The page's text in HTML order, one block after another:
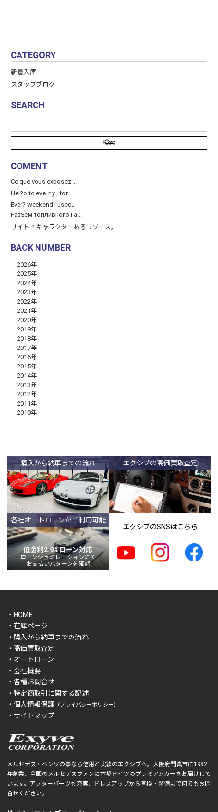
CATEGORY
新着入庫
スタッフブログ
SEARCH
COMENT
Ce que vous exposez ...
Hel?o to eveｒy , for...
Ever? weekend і used...
Разъем топливного на...
サイト ? キャラクターあるリソース。...
BACK NUMBER
2026年
2025年
2024年
2023年
2022年
2021年
2020年
2019年
2018年
2017年
2016年
2015年
2014年
2013年
2012年
2011年
2010年
購入から納車までの流れ エクシブの高価買取査定
各社オートローンがご利用可能
低金利2.9%ローン対応
ローンシュミレーションにて
お支払いパターンを確認
エクシブのSNSはこちら
メルセデス・ベンツの事なら信用と実績のエクシブへ。大阪府門真市に1982
年創業、全国のメルセデスファンに本場ドイツのプレミアムカーをお届けして
います。アフターパーツも充実、ドレスアップから車検・整備まで何でもお問
合せください。
・HOME
・在庫ページ
・購入から納車までの流れ
・高価買取査定
・オートローン
・会社概要
・各種お問合せ
・特定商取引に関する記述
・個人情報保護 （プライバシーポリシー）
・サイトマップ